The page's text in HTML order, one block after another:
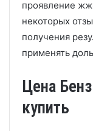
проявление
некоторых
получения
применять
Цена
купить